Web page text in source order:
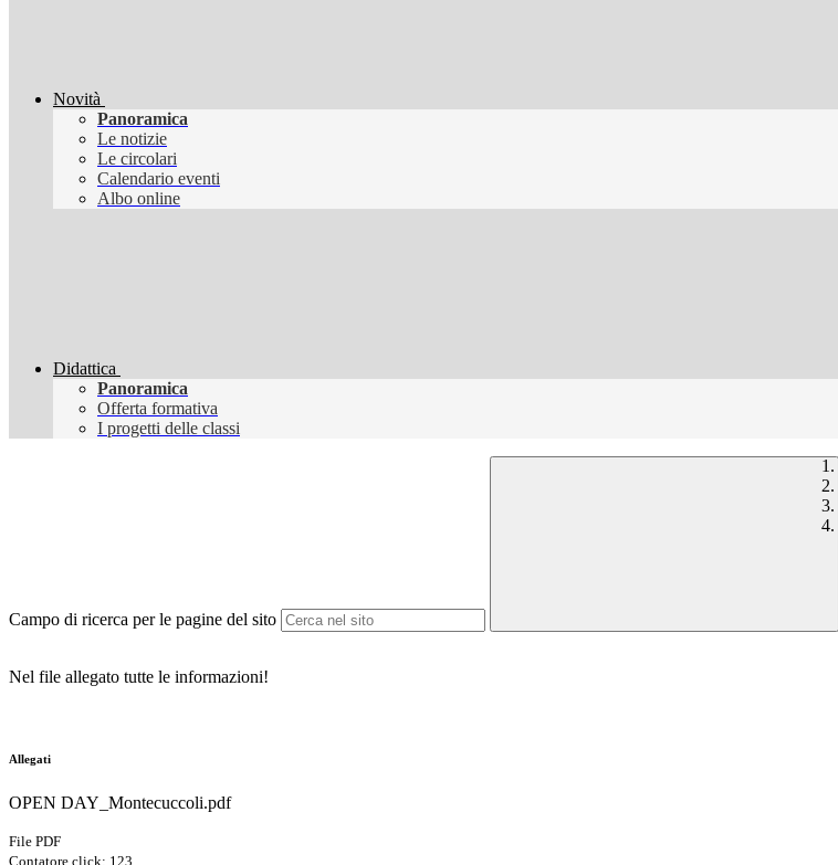
Novità
Panoramica
Le notizie
Le circolari
Calendario eventi
Albo online
Didattica
Panoramica
Offerta formativa
I progetti delle classi
Campo di ricerca per le pagine del sito
Nel file allegato tutte le informazioni!
Allegati
OPEN DAY_Montecuccoli.pdf
File PDF
Contatore click: 123